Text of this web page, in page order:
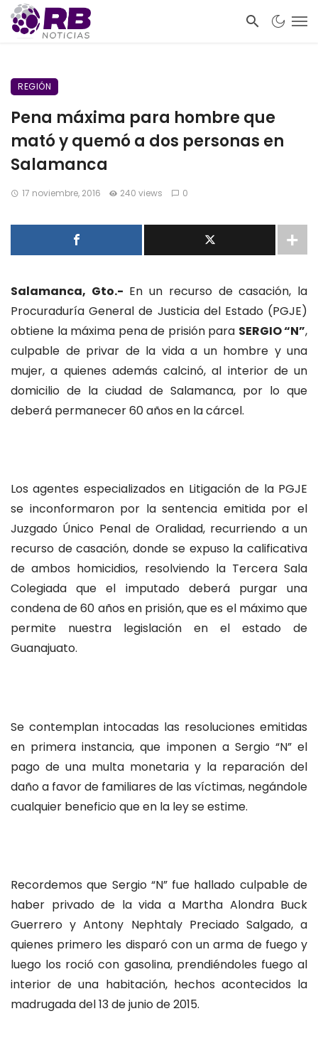
REGIÓN
Pena máxima para hombre que
mató y quemó a dos personas en
Salamanca
17 noviembre, 2016 240 views 0
Salamanca, Gto.- En un recurso de casación, la
Procuraduría General de Justicia del Estado (PGJE)
obtiene la máxima pena de prisión para SERGIO “N”,
culpable de privar de la vida a un hombre y una
mujer, a quienes además calcinó, al interior de un
domicilio de la ciudad de Salamanca, por lo que
deberá permanecer 60 años en la cárcel.
Los agentes especializados en Litigación de la PGJE
se inconformaron por la sentencia emitida por el
Juzgado Único Penal de Oralidad, recurriendo a un
recurso de casación, donde se expuso la calificativa
de ambos homicidios, resolviendo la Tercera Sala
Colegiada que el imputado deberá purgar una
condena de 60 años en prisión, que es el máximo que
permite nuestra legislación en el estado de
Guanajuato.
Se contemplan intocadas las resoluciones emitidas
en primera instancia, que imponen a Sergio “N” el
pago de una multa monetaria y la reparación del
daño a favor de familiares de las víctimas, negándole
cualquier beneficio que en la ley se estime.
Recordemos que Sergio “N” fue hallado culpable de
haber privado de la vida a Martha Alondra Buck
Guerrero y Antony Nephtaly Preciado Salgado, a
quienes primero les disparó con un arma de fuego y
luego los roció con gasolina, prendiéndoles fuego al
interior de una habitación, hechos acontecidos la
madrugada del 13 de junio de 2015.